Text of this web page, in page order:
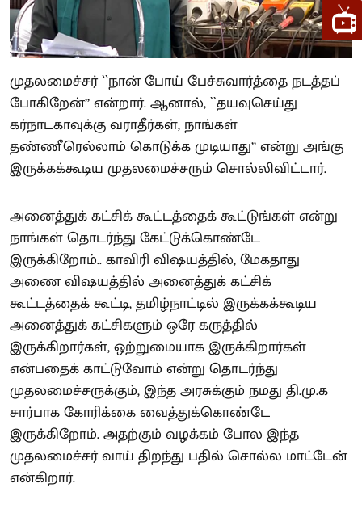
முதலமைச்சர் ``நான் போய் பேச்சுவார்த்தை நடத்தப்
போகிறேன்’’ என்றார். ஆனால், ``தயவுசெய்து
கர்நாடகாவுக்கு வராதீர்கள், நாங்கள்
தண்ணீரெல்லாம் கொடுக்க முடியாது’’ என்று அங்கு
இருக்கக்கூடிய முதலமைச்சரும் சொல்லிவிட்டார்.
அனைத்துக் கட்சிக் கூட்டத்தைக் கூட்டுங்கள் என்று
நாங்கள் தொடர்ந்து கேட்டுக்கொண்டே
இருக்கிறோம்.. காவிரி விஷயத்தில், மேகதாது
அணை விஷயத்தில் அனைத்துக் கட்சிக்
கூட்டத்தைக் கூட்டி, தமிழ்நாட்டில் இருக்கக்கூடிய
அனைத்துக் கட்சிகளும் ஒரே கருத்தில்
இருக்கிறார்கள், ஒற்றுமையாக இருக்கிறார்கள்
என்பதைக் காட்டுவோம் என்று தொடர்ந்து
முதலமைச்சருக்கும், இந்த அரசுக்கும் நமது தி.மு.க
சார்பாக கோரிக்கை வைத்துக்கொண்டே
இருக்கிறோம். அதற்கும் வழக்கம் போல இந்த
முதலமைச்சர் வாய் திறந்து பதில் சொல்ல மாட்டேன்
என்கிறார்.